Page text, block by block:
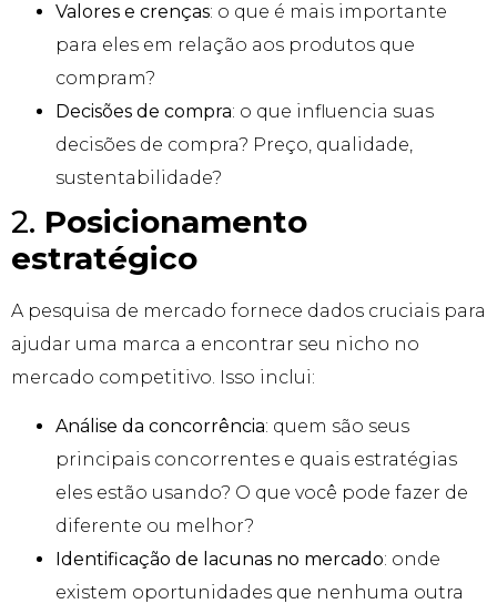
Valores e crenças: o que é mais importante
para eles em relação aos produtos que
compram?
Decisões de compra: o que influencia suas
decisões de compra? Preço, qualidade,
sustentabilidade?
2. Posicionamento
estratégico
A pesquisa de mercado fornece dados cruciais para
ajudar uma marca a encontrar seu nicho no
mercado competitivo. Isso inclui:
Análise da concorrência: quem são seus
principais concorrentes e quais estratégias
eles estão usando? O que você pode fazer de
diferente ou melhor?
Identificação de lacunas no mercado: onde
existem oportunidades que nenhuma outra